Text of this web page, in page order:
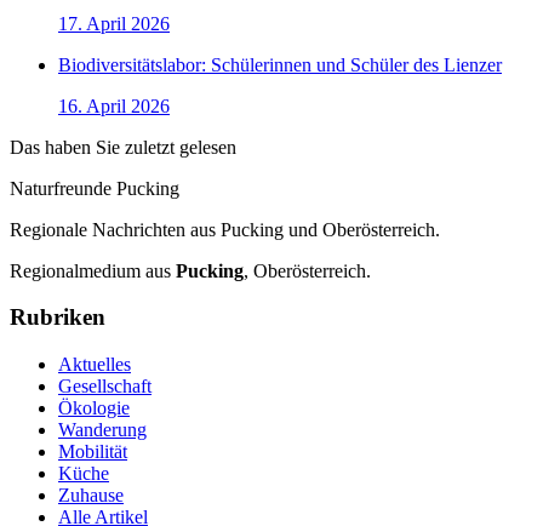
17. April 2026
Biodiversitätslabor: Schülerinnen und Schüler des Lienzer
16. April 2026
Das haben Sie zuletzt gelesen
Naturfreunde Pucking
Regionale Nachrichten aus Pucking und Oberösterreich.
Regionalmedium aus Pucking, Oberösterreich.
Rubriken
Aktuelles
Gesellschaft
Ökologie
Wanderung
Mobilität
Küche
Zuhause
Alle Artikel